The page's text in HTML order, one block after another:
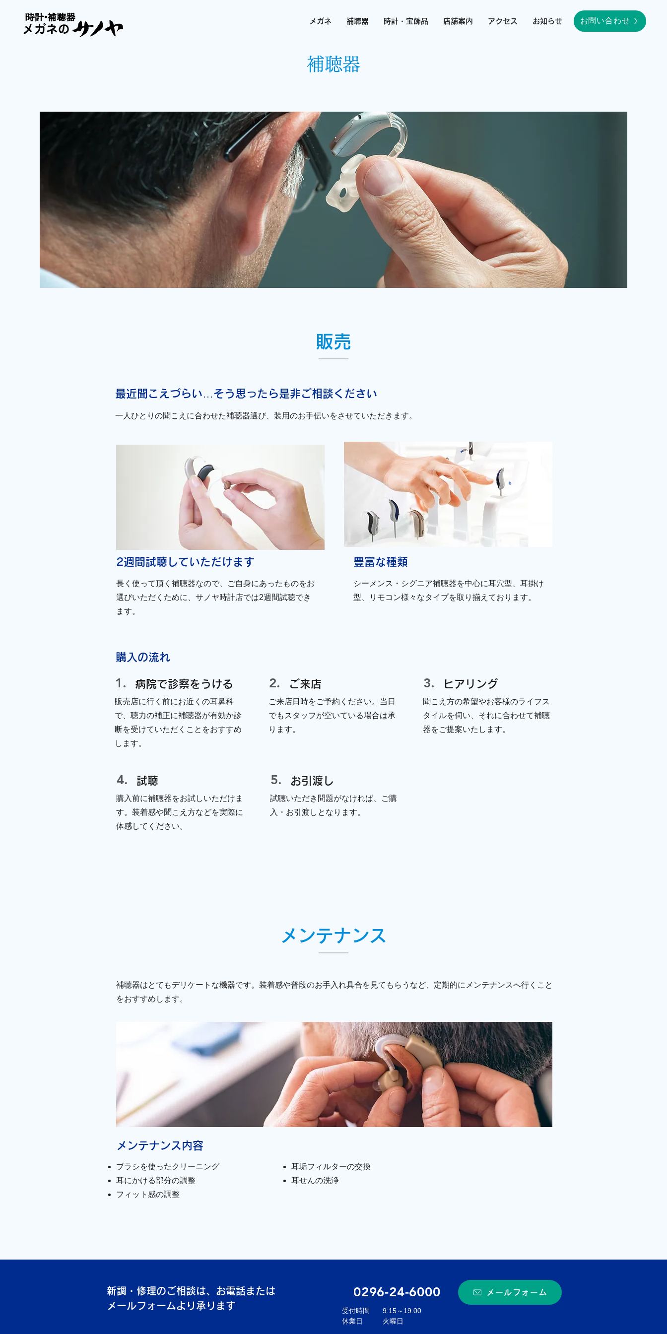
メガネ 補聴器 時計・宝飾品 店舗案内 アクセス お知らせ お問い合わせ
補聴器
販売
最近聞こえづらい…そう思ったら是非ご相談ください
一人ひとりの聞こえに合わせた補聴器選び、装用のお手伝いをさせていただきます。
2週間試聴していただけます
長く使って頂く補聴器なので、ご自身にあったものをお
選びいただくために、サノヤ時計店では2週間試聴でき
ます。
豊富な種類
シーメンス・シグニア補聴器を中心に耳穴型、耳掛け
型、リモコン様々なタイプを取り揃えております。
購入の流れ
1. ​病院で診察をうける
​販売店に行く前にお近くの耳鼻科
で、聴力の補正に補聴器が有効か診
断を受けていただくことをおすすめ
します。
2. ご来店
ご来店日時をご予約ください。当日
でもスタッフが空いている場合は承
ります。
3. ヒアリング
聞こえ方の希望やお客様のライフス
タイルを伺い、それに合わせて補聴
器をご提案いたします。
4. ​試聴
​購入前に補聴器をお試しいただけま
す。装着感や聞こえ方などを実際に
体感してください。
5. ​お引渡し
試聴いただき問題がなければ、ご購
入・お引渡しとなります。
メンテナンス
補聴器はとてもデリケートな機器です。装着感や普段のお手入れ具合を見てもらうなど、定期的にメンテナンスへ行くこと
をおすすめします。
メンテナンス内容
ブラシを使ったクリーニング
耳にかける部分の調整
フィット感の調整
耳垢フィルターの交換
耳せんの洗浄
新調・修理のご相談は、お電話または
メールフォームより承ります
0296-24-6000 メールフォーム
受付時間
9:15～19:00
休業日
火曜日